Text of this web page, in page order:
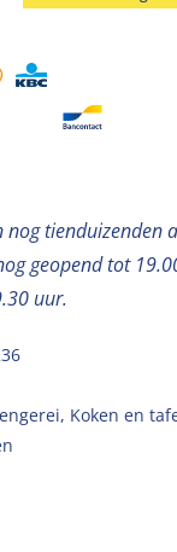
tienduizenden
geopend tot
uur.
, Koken en